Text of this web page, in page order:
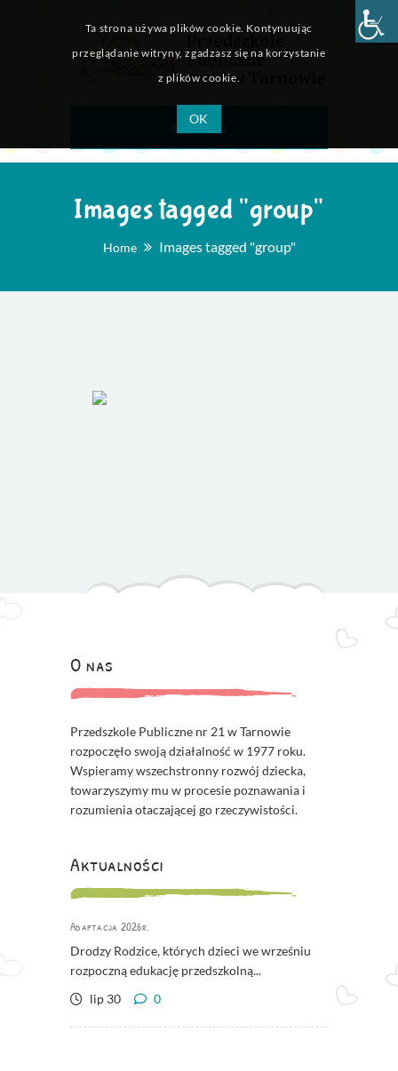
Menu
Images tagged "group"
Home Images tagged "group"
O nas
Przedszkole Publiczne nr 21 w Tarnowie
rozpoczęło swoją działalność w 1977 roku.
Wspieramy wszechstronny rozwój dziecka,
towarzyszymy mu w procesie poznawania i
rozumienia otaczającej go rzeczywistości.
Aktualności
Adaptacja 2026r.
Drodzy Rodzice, których dzieci we wrześniu
rozpoczną edukację przedszkolną...
lip 30
0
Ta strona używa plików cookie. Kontynuując
przeglądanie witryny, zgadzasz się na korzystanie
z plików cookie.
OK